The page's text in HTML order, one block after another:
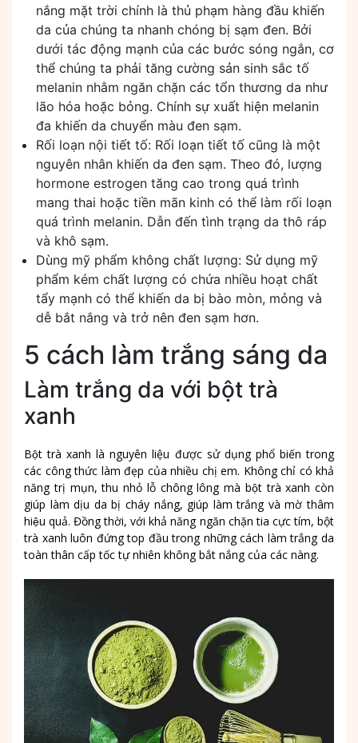
nắng mặt trời chính là thủ phạm hàng đầu khiến
da của chúng ta nhanh chóng bị sạm đen. Bởi
dưới tác động mạnh của các bước sóng ngắn, cơ
thể chúng ta phải tăng cường sản sinh sắc tố
melanin nhằm ngăn chặn các tổn thương da như
lão hóa hoặc bỏng. Chính sự xuất hiện melanin
đa khiến da chuyển màu đen sạm.
Rối loạn nội tiết tố: Rối loạn tiết tố cũng là một
nguyên nhân khiến da đen sạm. Theo đó, lượng
hormone estrogen tăng cao trong quá trình
mang thai hoặc tiền mãn kinh có thể làm rối loạn
quá trình melanin. Dẫn đến tình trạng da thô ráp
và khô sạm.
Dùng mỹ phẩm không chất lượng: Sử dụng mỹ
phẩm kém chất lượng có chứa nhiều hoạt chất
tẩy mạnh có thể khiến da bị bào mòn, mỏng và
dễ bắt nắng và trở nên đen sạm hơn.
5 cách làm trắng sáng da
Làm trắng da với bột trà
xanh
Bột trà xanh là nguyên liệu được sử dụng phổ biến trong
các công thức làm đẹp của nhiều chị em. Không chỉ có khả
năng trị mụn, thu nhỏ lỗ chông lông mà bột trà xanh còn
giúp làm dịu da bị cháy nắng, giúp làm trắng và mờ thâm
hiệu quả. Đồng thời, với khả năng ngăn chặn tia cực tím, bột
trà xanh luôn đứng top đầu trong những cách làm trắng da
toàn thân cấp tốc tự nhiên không bắt nắng của các nàng.